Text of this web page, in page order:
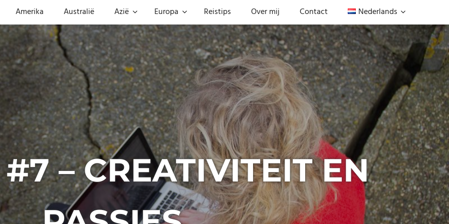
Amerika Australië Azië Europa Reistips Over mij Contact Nederlands
– CREATIVITEIT EN